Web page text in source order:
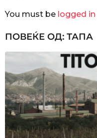
t
i
o
n
You must be logged in
ПОВЕЌЕ ОД: ТАПА